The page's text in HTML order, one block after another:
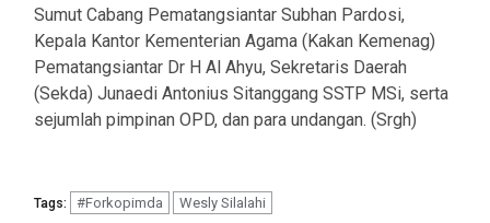
Sumut Cabang Pematangsiantar Subhan Pardosi,
Kepala Kantor Kementerian Agama (Kakan Kemenag)
Pematangsiantar Dr H Al Ahyu, Sekretaris Daerah
(Sekda) Junaedi Antonius Sitanggang SSTP MSi, serta
sejumlah pimpinan OPD, dan para undangan. (Srgh)
Tags: #Forkopimda Wesly Silalahi